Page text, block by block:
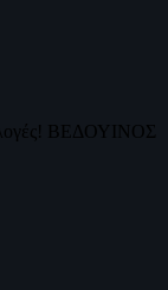
ΒΕΔΟΥΙΝΟΣ